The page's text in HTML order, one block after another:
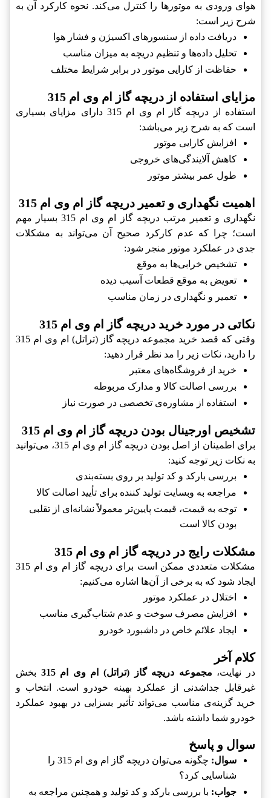
هوای ورودی به موتورها را کنترل می‌کند. نحوه کارکرد آن به
شرح زیر است:
دریافت داده از سنسورهای اکسیژن و فشار هوا
تحلیل داده‌ها و تنظیم دریچه به میزان مناسب
حفاظت از کارایی موتور در برابر شرایط مختلف
مزایای استفاده از دریچه گاز ام وی ام 315
استفاده از دریچه گاز ام وی ام 315 دارای مزایای بسیاری
است که به شرح زیر می‌باشد:
افزایش کارایی موتور
کاهش آلایندگی‌های خروجی
طول عمر بیشتر موتور
اهمیت نگهداری و تعمیر دریچه گاز ام وی ام 315
نگهداری و تعمیر مرتب دریچه گاز ام وی ام 315 بسیار مهم
است؛ چرا که عدم کارکرد صحیح آن می‌تواند به مشکلات
جدی در عملکرد موتور منجر شود:
تشخیص خرابی‌ها به موقع
تعویض به موقع قطعات آسیب دیده
تعمیر و نگهداری در زمان مناسب
نکاتی در مورد خرید دریچه گاز ام وی ام 315
وقتی که قصد خرید مجموعه دریچه گاز (تراتل) ام وی ام 315
را دارید، نکات زیر را مد نظر قرار دهید:
خرید از فروشگاه‌های معتبر
بررسی اصالت کالا و مدارک مربوطه
استفاده از مشاوره‌ی تخصصی در صورت نیاز
تشخیص اورجینال بودن دریچه گاز ام وی ام 315
برای اطمینان از اصل بودن دریچه گاز ام وی ام 315، می‌توانید
به نکات زیر توجه کنید:
بررسی بارکد و کد تولید بر روی بسته‌بندی
مراجعه به وبسایت تولید کننده برای تأیید اصالت کالا
توجه به قیمت، قیمت پایین‌تر معمولاً نشانه‌ای از تقلبی
بودن کالا است
مشکلات رایج در دریچه گاز ام وی ام 315
مشکلات متعددی ممکن است برای دریچه گاز ام وی ام 315
ایجاد شود که به برخی از آن‌ها اشاره می‌کنیم:
اختلال در عملکرد موتور
افزایش مصرف سوخت و عدم شتاب‌گیری مناسب
ایجاد علائم خاص در داشبورد خودرو
کلام آخر
در نهایت، مجموعه دریچه گاز (تراتل) ام وی ام 315
بخش
غیرقابل جداشدنی از عملکرد بهینه خودرو است. انتخاب و
خرید گزینه‌ی مناسب می‌تواند تأثیر بسزایی در بهبود عملکرد
خودرو شما داشته باشد.
سوال و پاسخ
سوال:
چگونه می‌توان دریچه گاز ام وی ام 315 را
شناسایی کرد؟
جواب: با بررسی بارکد و کد تولید و همچنین مراجعه به